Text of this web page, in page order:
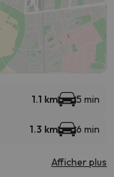
1.1 km 5 min
1.3 km 6 min
Afficher plus